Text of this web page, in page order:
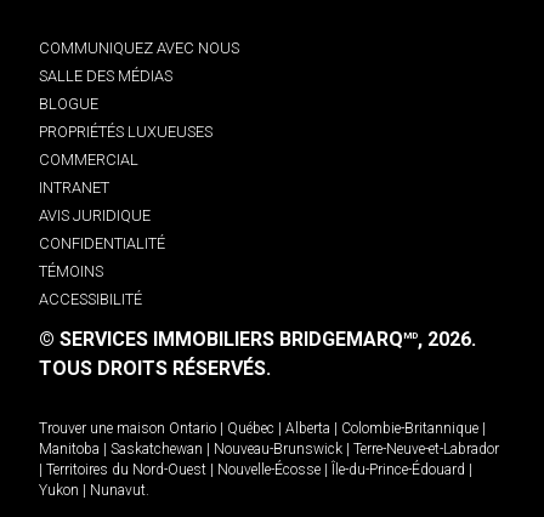
COMMUNIQUEZ AVEC NOUS
SALLE DES MÉDIAS
BLOGUE
PROPRIÉTÉS LUXUEUSES
COMMERCIAL
INTRANET
AVIS JURIDIQUE
CONFIDENTIALITÉ
TÉMOINS
ACCESSIBILITÉ
© SERVICES IMMOBILIERS BRIDGEMARQMD, 2026.
TOUS DROITS RÉSERVÉS.
Trouver une maison Ontario Québec Alberta Colombie-Britannique
Manitoba
Saskatchewan Nouveau-Brunswick
Terre-Neuve-et-Labrador
Territoires du Nord-Ouest Nouvelle-Écosse Île-du-Prince-Édouard
Yukon
Nunavut.